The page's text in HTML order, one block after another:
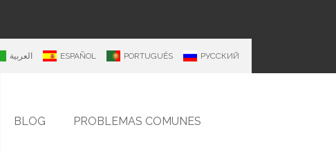
العربية ESPAÑOL PORTUGUÊS РУССКИЙ
BLOG PROBLEMAS COMUNES